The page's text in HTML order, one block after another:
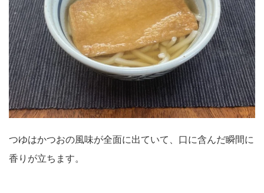
つゆはかつおの風味が全面に出ていて、口に含んだ瞬間に
香りが立ちます。